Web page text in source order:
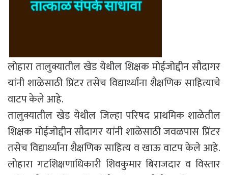
लोहारा तालुक्यातील खेड येथील शिक्षक मोईजोद्दीन सौदागर
यांनी शाळेसाठी प्रिंटर तसेच विद्यार्थ्यांना शैक्षणिक साहित्याचे
वाटप केले आहे.
तालुक्यातील खेड येथील जिल्हा परिषद प्राथमिक शाळेतील
शिक्षक मोईजोद्दीन सौदागर यांनी शाळेसाठी जवळपास प्रिंटर
तसेच विद्यार्थ्यांना शैक्षणिक साहित्य व खाऊ वाटप केले आहे.
लोहारा गटशिक्षणाधिकारी शिवकुमार बिराजदार व विस्तार